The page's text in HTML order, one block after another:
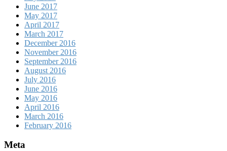
June 2017
May 2017
April 2017
March 2017
December 2016
November 2016
September 2016
August 2016
July 2016
June 2016
May 2016
April 2016
March 2016
February 2016
Meta